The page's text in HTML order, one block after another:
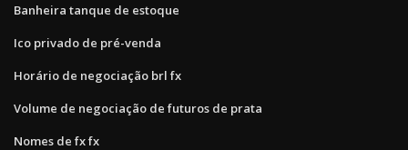
Banheira tanque de estoque
Ico privado de pré-venda
Horário de negociação brl fx
Volume de negociação de futuros de prata
Nomes de fx fx